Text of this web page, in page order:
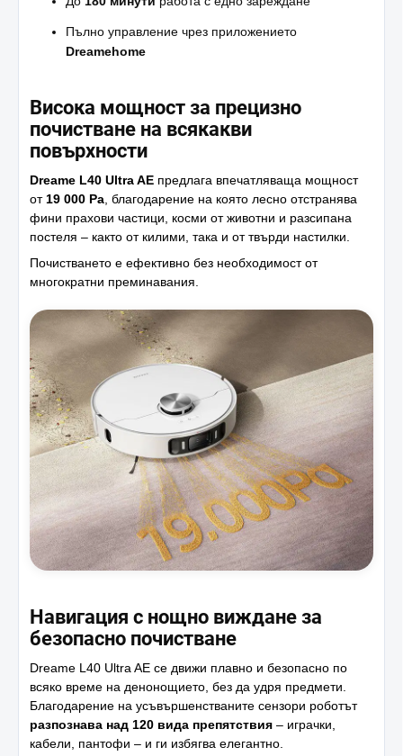
Пълно управление чрез приложението
Dreamehome
Висока мощност за прецизно
почистване на всякакви
повърхности
Dreame L40 Ultra AE предлага впечатляваща мощност
от 19 000 Pa , благодарение на която лесно отстранява
фини прахови частици, косми от животни и разсипана
постеля – както от килими, така и от твърди настилки.
Почистването е ефективно без необходимост от
многократни преминавания.
Навигация с нощно виждане за
безопасно почистване
Dreame L40 Ultra AE се движи плавно и безопасно по
всяко време на денонощието, без да удря предмети.
Благодарение на усъвършенстваните сензори роботът
разпознава над 120 вида препятствия – играчки,
кабели, пантофи – и ги избягва елегантно.